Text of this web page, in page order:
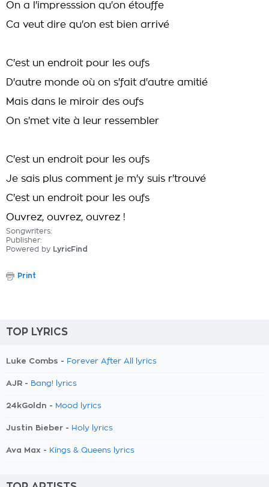
On a l'impresssion qu'on étouffe
Ca veut dire qu'on est bien arrivé
C'est un endroit pour les oufs
D'autre monde où on s'fait d'autre amitié
Mais dans le miroir des oufs
On s'met vite à leur ressembler
C'est un endroit pour les oufs
Je sais plus comment je m'y suis r'trouvé
C'est un endroit pour les oufs
Ouvrez, ouvrez, ouvrez !
Songwriters:
Publisher:
Powered by LyricFind
Print
TOP LYRICS
Luke Combs - Forever After All lyrics
AJR - Bang! lyrics
24kGoldn - Mood lyrics
Justin Bieber - Holy lyrics
Ava Max - Kings & Queens lyrics